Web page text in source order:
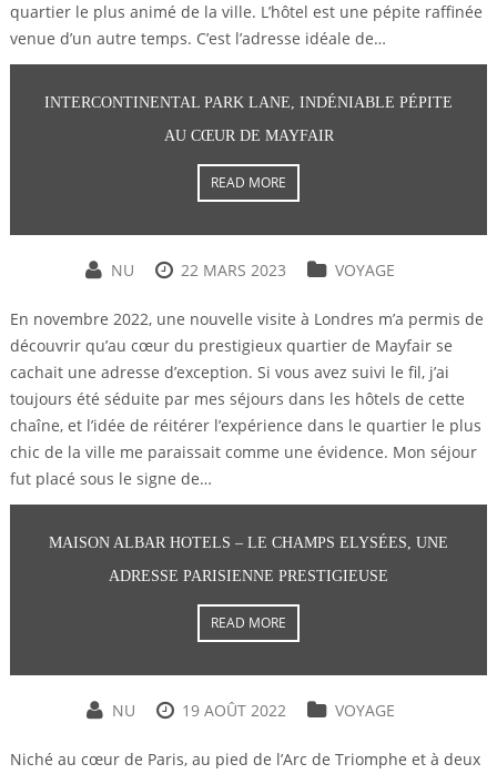
quartier le plus animé de la ville. L’hôtel est une pépite raffinée
venue d’un autre temps. C’est l’adresse idéale de…
INTERCONTINENTAL PARK LANE, INDÉNIABLE PÉPITE
AU CŒUR DE MAYFAIR
READ MORE
NU 22 MARS 2023 VOYAGE
En novembre 2022, une nouvelle visite à Londres m’a permis de
découvrir qu’au cœur du prestigieux quartier de Mayfair se
cachait une adresse d’exception. Si vous avez suivi le fil, j’ai
toujours été séduite par mes séjours dans les hôtels de cette
chaîne, et l’idée de réitérer l’expérience dans le quartier le plus
chic de la ville me paraissait comme une évidence. Mon séjour
fut placé sous le signe de…
MAISON ALBAR HOTELS – LE CHAMPS ELYSÉES, UNE
ADRESSE PARISIENNE PRESTIGIEUSE
READ MORE
NU 19 AOÛT 2022 VOYAGE
Niché au cœur de Paris, au pied de l’Arc de Triomphe et à deux